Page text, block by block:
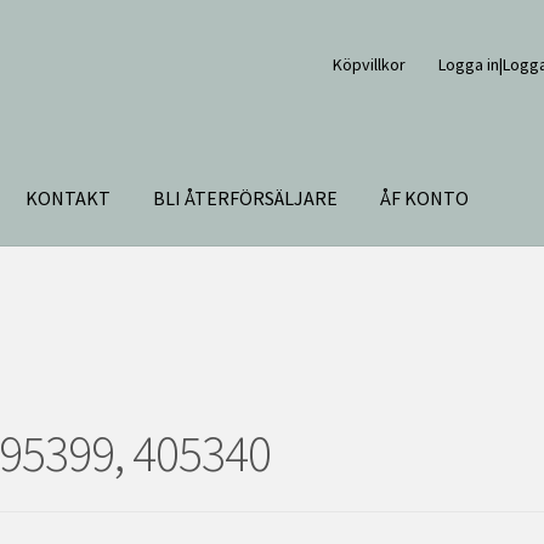
Köpvillkor Logga
KONTAKT BLI ÅTERFÖRSÄLJARE ÅF KONTO
405340